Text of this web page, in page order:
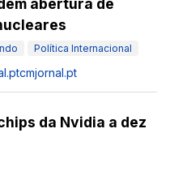
Política Internacional
cmjornal.pt
da Nvidia a dez